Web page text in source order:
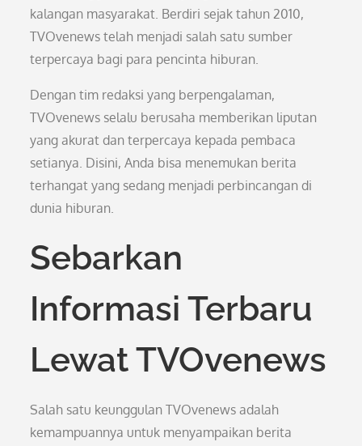
kalangan masyarakat. Berdiri sejak tahun 2010,
TVOvenews telah menjadi salah satu sumber
terpercaya bagi para pencinta hiburan.
Dengan tim redaksi yang berpengalaman,
TVOvenews selalu berusaha memberikan liputan
yang akurat dan terpercaya kepada pembaca
setianya. Disini, Anda bisa menemukan berita
terhangat yang sedang menjadi perbincangan di
dunia hiburan.
Sebarkan
Informasi Terbaru
Lewat TVOvenews
Salah satu keunggulan TVOvenews adalah
kemampuannya untuk menyampaikan berita